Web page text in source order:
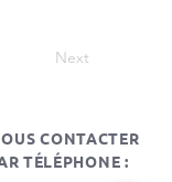
Next
CONTACTER
TÉLÉPHONE :